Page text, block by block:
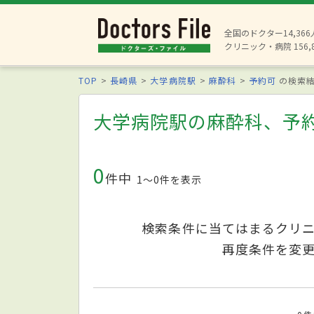
全国のドクター14,366
クリニック・病院
TOP 長崎県 大学病院駅 麻酔科 予約可 の検索
大学病院駅の麻酔科、予
0件中 1〜0件を表示
検索条件に当てはまるクリ
再度条件を変